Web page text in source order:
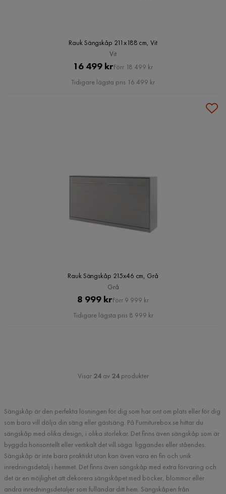
Rauk Sängskåp 211x188 cm, Vit
Vit
Pris
16 499 krOriginal
Pris
Förr 18 499 kr
Tidigare lägsta pris 16 499 kr
Rauk Sängskåp 215x46 cm, Grå
Grå
Pris
8 999 krOriginal
Pris
Förr 9 999 kr
Tidigare lägsta pris 8 999 kr
Visar 24av 24produkter
Sängskåp är den perfekta lösningen för dig som har ont om plats eller för dig
som bara vill dölja din säng eller gästsäng. På Furniturebox.se hittar du
sängskåp med olika design, i olika storlekar. Det finns även sängskåp som är
byggda horisontellt eller vertikalt det vill säga liggandes eller ståendes.
Sängskåp är inte bara praktiskt utan kan även vara en fin och unik
inredningsdetalj i hemmet. Det finns även sängskåp med extra förvaring och
det är en möjlighet att dekorera sängskåpet med böcker, blommor eller
andra inredningsdetaljer som fulländar ditt hem. Sängskåpen från